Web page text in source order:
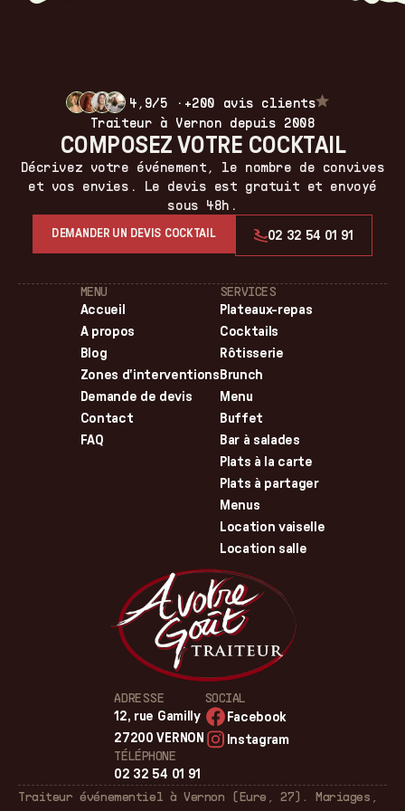
4,9/5 · +200 avis clients
Traiteur à Vernon depuis 2008
COMPOSEZ VOTRE COCKTAIL
Décrivez votre événement, le nombre de convives
et vos envies. Le devis est gratuit et envoyé
sous 48h.
DEMANDER UN DEVIS COCKTAIL 02 32 54 01 91
MENU
Accueil
A propos
Blog
Zones d'interventions
Demande de devis
Contact
FAQ
SERVICES
Plateaux-repas
Cocktails
Rôtisserie
Brunch
Menu
Buffet
Bar à salades
Plats à la carte
Plats à partager
Menus
Location vaiselle
Location salle
ADRESSE
12, rue Gamilly
27200 VERNON
TÉLÉPHONE
02 32 54 01 91
SOCIAL
Facebook
Instagram
Traiteur événementiel à Vernon (Eure, 27). Mariages,